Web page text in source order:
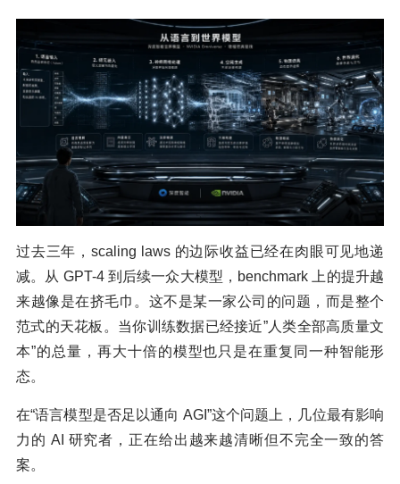
过去三年，scaling laws 的边际收益已经在肉眼可见地递
减。从 GPT-4 到后续一众大模型，benchmark 上的提升越
来越像是在挤毛巾。这不是某一家公司的问题，而是整个
范式的天花板。当你训练数据已经接近”人类全部高质量文
本”的总量，再大十倍的模型也只是在重复同一种智能形
态。
在“语言模型是否足以通向 AGI”这个问题上，几位最有影响
力的 AI 研究者，正在给出越来越清晰但不完全一致的答
案。